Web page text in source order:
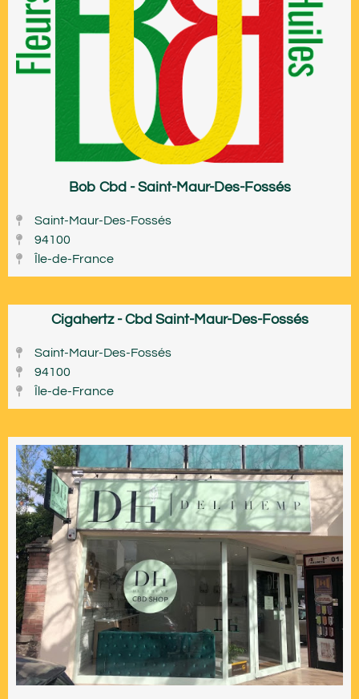
Bob Cbd - Saint-Maur-Des-Fossés
Saint-Maur-Des-Fossés
94100
Île-de-France
Cigahertz - Cbd Saint-Maur-Des-Fossés
Saint-Maur-Des-Fossés
94100
Île-de-France